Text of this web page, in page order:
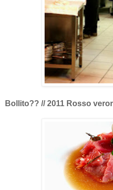
Bollito?? // 2011 Rosso